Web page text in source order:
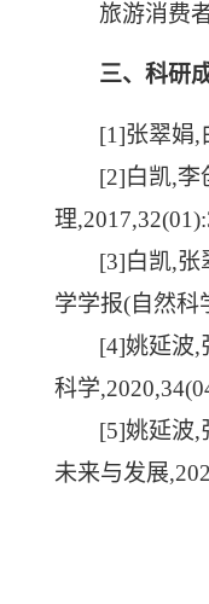
旅游消费
三、科研
[1]张翠娟,
[2]白凯,李
理
[3]白凯,张
学学报(自然科
[4]姚延波,
科学
[5]姚延波,
未来与发展